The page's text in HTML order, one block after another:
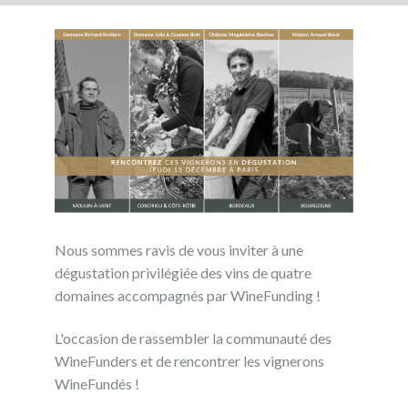
Nous sommes ravis de vous inviter à une
dégustation privilégiée des vins de quatre
domaines accompagnés par WineFunding !
L'occasion de rassembler la communauté des
WineFunders et de rencontrer les vignerons
WineFundés !